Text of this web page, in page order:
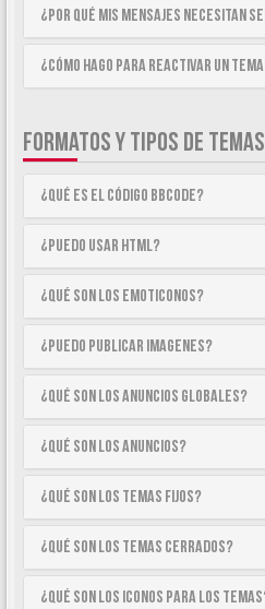
¿Por qué mis mensajes necesitan
¿Cómo hago para reactivar un
FORMATOS Y TIPOS DE TEMAS
¿Qué es el código BBCode?
¿Puedo usar HTML?
¿Qué son los emoticonos?
¿Puedo publicar imagenes?
¿Qué son los anuncios globales?
¿Qué son los anuncios?
¿Qué son los temas fijos?
¿Qué son los temas cerrados?
¿Qué son los iconos para los